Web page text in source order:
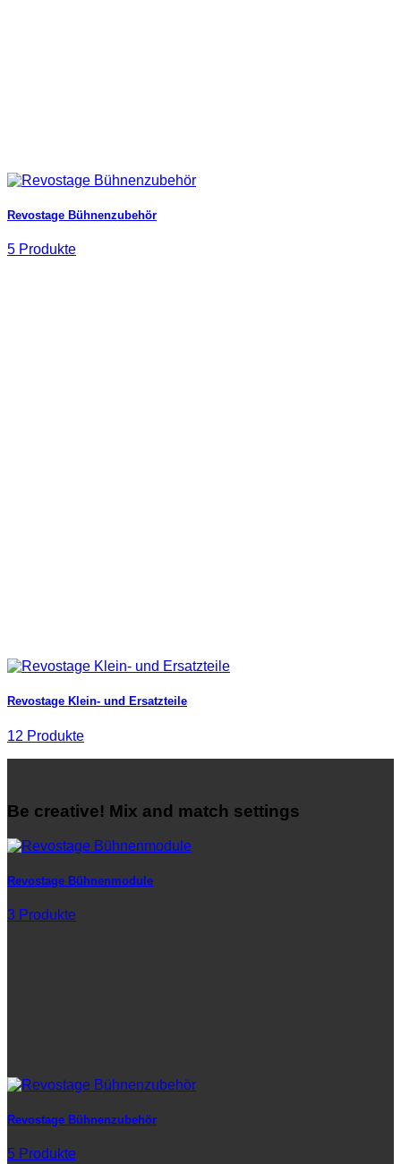
Revostage Bühnenzubehör
5 Produkte
Revostage Klein- und Ersatzteile
12 Produkte
Be creative! Mix and match settings
Revostage Bühnenmodule
3 Produkte
Revostage Bühnenzubehör
5 Produkte